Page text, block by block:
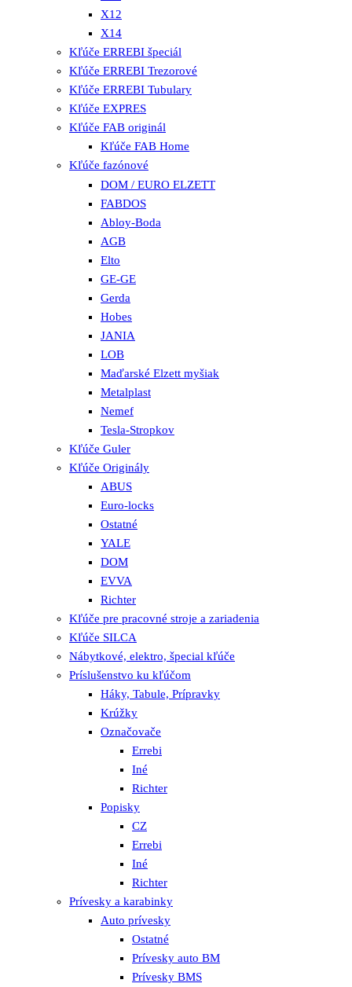
X12
X14
Kľúče ERREBI špeciál
Kľúče ERREBI Trezorové
Kľúče ERREBI Tubulary
Kľúče EXPRES
Kľúče FAB originál
Kľúče FAB Home
Kľúče fazónové
DOM / EURO ELZETT
FABDOS
Abloy-Boda
AGB
Elto
GE-GE
Gerda
Hobes
JANIA
LOB
Maďarské Elzett myšiak
Metalplast
Nemef
Tesla-Stropkov
Kľúče Guler
Kľúče Originály
ABUS
Euro-locks
Ostatné
YALE
DOM
EVVA
Richter
Kľúče pre pracovné stroje a zariadenia
Kľúče SILCA
Nábytkové, elektro, špecial kľúče
Príslušenstvo ku kľúčom
Háky, Tabule, Prípravky
Krúžky
Označovače
Errebi
Iné
Richter
Popisky
CZ
Errebi
Iné
Richter
Prívesky a karabinky
Auto prívesky
Ostatné
Prívesky auto BM
Prívesky BMS